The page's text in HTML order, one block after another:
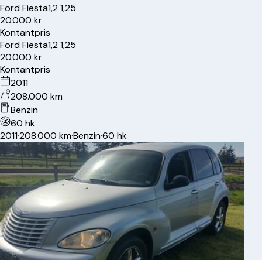
FordFiesta1,2 1,25
20.000 kr
Kontantpris
FordFiesta1,2 1,25
20.000 kr
Kontantpris
2011
208.000 km
Benzin
60 hk
2011·208.000 km·Benzin·60 hk